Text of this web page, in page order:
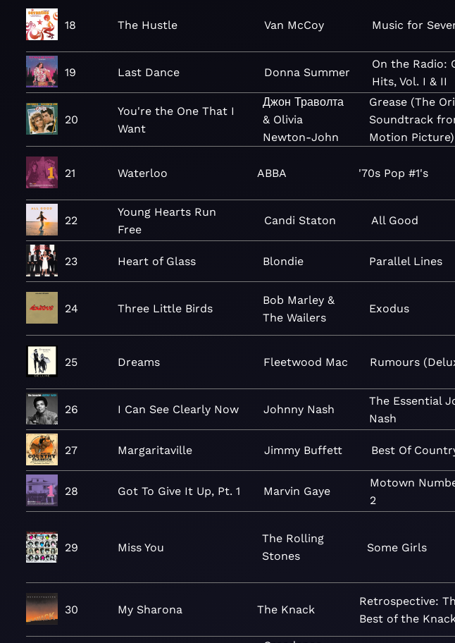
18 The Hustle Van McCoy Music for
19 Last Dance Donna Summer
On the Radio:
Hits, Vol. I & II
20
You're the One That I
Want
Джон Траволта
& Olivia
Newton-John
Grease (The
Soundtrack
Motion Picture)
21 Waterloo ABBA '70s Pop #1's
22
Young Hearts Run
Free
Candi Staton All Good
23 Heart of Glass Blondie Parallel Lines
24 Three Little Birds
Bob Marley &
The Wailers
Exodus
25 Dreams Fleetwood Mac Rumours
26 I Can See Clearly Now Johnny Nash
The Essential
Nash
27 Margaritaville Jimmy Buffett Best Of
28 Got To Give It Up, Pt. 1 Marvin Gaye
Motown
2
29 Miss You
The Rolling
Stones
Some Girls
30 My Sharona The Knack
Retrospective:
Best of the